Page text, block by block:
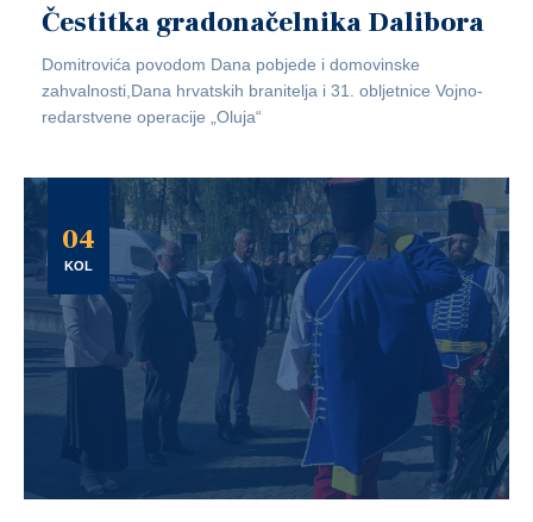
Čestitka gradonačelnika Dalibora
Domitrovića povodom Dana pobjede i domovinske
zahvalnosti,Dana hrvatskih branitelja i 31. obljetnice Vojno-
redarstvene operacije „Oluja“
04
KOL